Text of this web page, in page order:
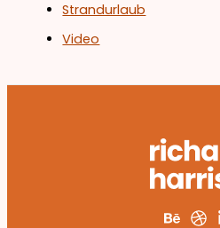
Strandurlaub
Video